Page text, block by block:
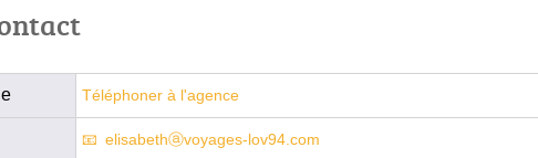
Téléphoner à l'agence
elisabethⓐvoyages-lov94.com